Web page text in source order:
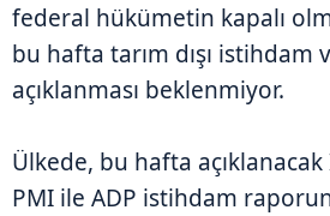
federal hükümetin kapalı
bu hafta tarım dışı istihdam
açıklanması beklenmiyor.
Ülkede, bu hafta
PMI ile ADP istihdam